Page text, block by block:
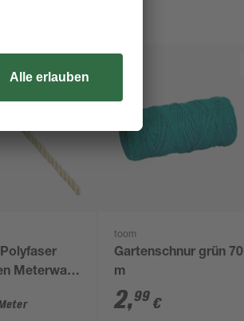
Meterware
toom
Gartenschnur grün 70
m
2,99 €